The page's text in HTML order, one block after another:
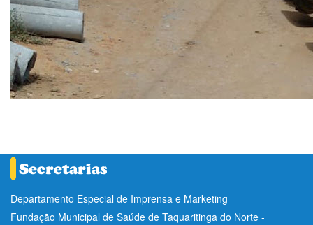
Departamento Especial de Imprensa e Marketing
Fundação Municipal de Saúde de Taquaritinga do Norte -